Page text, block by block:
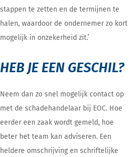
stappen te zetten en de termijnen te
halen, waardoor de ondernemer zo kort
mogelijk in onzekerheid zit.’
HEB JE EEN GESCHIL?
Neem dan zo snel mogelijk contact op
met de schadehandelaar bij EOC. Hoe
eerder een zaak wordt gemeld, hoe
beter het team kan adviseren. Een
heldere omschrijving en schriftelijke